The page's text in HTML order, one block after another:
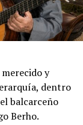
y
dentro
balcarceño
Berho.